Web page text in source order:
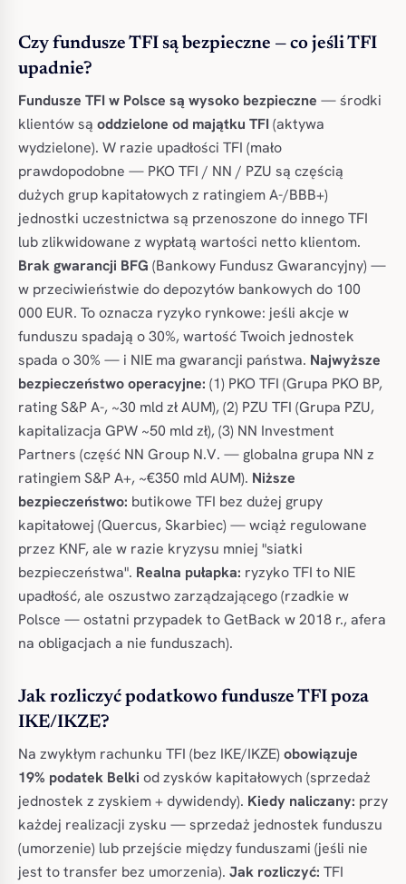
Czy fundusze TFI są bezpieczne — co jeśli TFI
upadnie?
Fundusze TFI w Polsce są wysoko bezpieczne — środki
klientów są oddzielone od majątku TFI(aktywa
wydzielone). W razie upadłości TFI (mało
prawdopodobne — PKO TFI / NN / PZU są częścią
dużych grup kapitałowych z ratingiem A-/BBB+)
jednostki uczestnictwa są przenoszone do innego TFI
lub zlikwidowane z wypłatą wartości netto klientom.
Brak gwarancji BFG (Bankowy Fundusz Gwarancyjny) —
w przeciwieństwie do depozytów bankowych do 100
000 EUR. To oznacza ryzyko rynkowe: jeśli akcje w
funduszu spadają o 30%, wartość Twoich jednostek
spada o 30% — i NIE ma gwarancji państwa. Najwyższe
bezpieczeństwo operacyjne: (1) PKO TFI (Grupa PKO BP,
rating S&P A-, ~30 mld zł AUM), (2) PZU TFI (Grupa PZU,
kapitalizacja GPW ~50 mld zł), (3) NN Investment
Partners (część NN Group N.V. — globalna grupa NN z
ratingiem S&P A+, ~€350 mld AUM). Niższe
bezpieczeństwo: butikowe TFI bez dużej grupy
kapitałowej (Quercus, Skarbiec) — wciąż regulowane
przez KNF, ale w razie kryzysu mniej "siatki
bezpieczeństwa". Realna pułapka: ryzyko TFI to NIE
upadłość, ale oszustwo zarządzającego (rzadkie w
Polsce — ostatni przypadek to GetBack w 2018 r., afera
na obligacjach a nie funduszach).
Jak rozliczyć podatkowo fundusze TFI poza
IKE/IKZE?
Na zwykłym rachunku TFI (bez IKE/IKZE)obowiązuje
19% podatek Belki od zysków kapitałowych (sprzedaż
jednostek z zyskiem + dywidendy). Kiedy naliczany: przy
każdej realizacji zysku — sprzedaż jednostek funduszu
(umorzenie) lub przejście między funduszami (jeśli nie
jest to transfer bez umorzenia). Jak rozliczyć: TFI